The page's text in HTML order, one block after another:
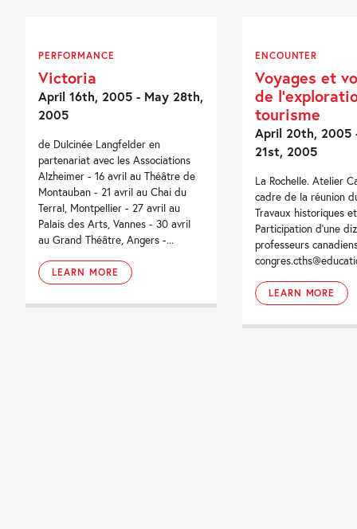
PERFORMANCE
Victoria
April 16th, 2005 - May 28th,
2005
de Dulcinée Langfelder en
partenariat avec les Associations
Alzheimer - 16 avril au Théâtre de
Montauban - 21 avril au Chai du
Terral, Montpellier - 27 avril au
Palais des Arts, Vannes - 30 avril
au Grand Théâtre, Angers -...
LEARN MORE
ENCOUNTER
Voyages et
de
tourisme
April 20th, 2005
21st, 2005
La Rochelle. Atelier
cadre de la réunion
Travaux historiques
Participation d'une
professeurs
LEARN MORE